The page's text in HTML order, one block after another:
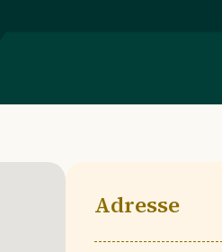
Adresse